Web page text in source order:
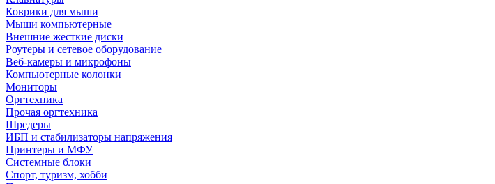
Коврики для мыши
Мыши компьютерные
Внешние жесткие диски
Роутеры и сетевое оборудование
Веб-камеры и микрофоны
Компьютерные колонки
Мониторы
Оргтехника
Прочая оргтехника
Шредеры
ИБП и стабилизаторы напряжения
Принтеры и МФУ
Системные блоки
Спорт, туризм, хобби